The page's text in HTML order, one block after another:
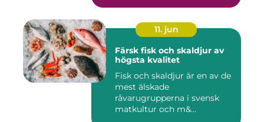
11. jun
Färsk fisk och skaldjur av
högsta kvalitet
Fisk och skaldjur är en av de
mest älskade
råvarugrupperna i svensk
matkultur och m&...